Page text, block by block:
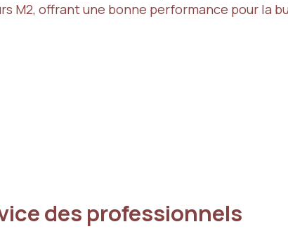
M2, offrant une bonne performance pour la
des professionnels